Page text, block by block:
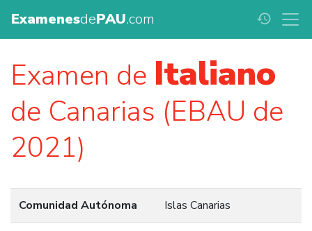
ExamenesdePAU.com history
Examen de Italiano
de Canarias (EBAU de
2021)
Comunidad Autónoma Islas Canarias